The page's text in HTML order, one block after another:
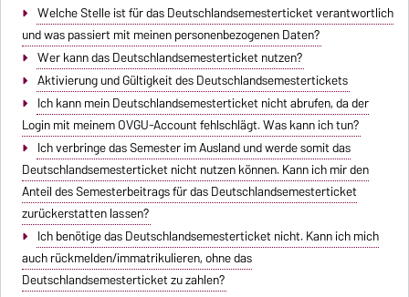
Welche Stelle ist für das Deutschlandsemesterticket verantwortlich
und was passiert mit meinen personenbezogenen Daten?
Wer kann das Deutschlandsemesterticket nutzen?
Aktivierung und Gültigkeit des Deutschlandsemestertickets
Ich kann mein Deutschlandsemesterticket nicht abrufen, da der
Login mit meinem OVGU-Account fehlschlägt. Was kann ich tun?
Ich verbringe das Semester im Ausland und werde somit das
Deutschlandsemesterticket nicht nutzen können. Kann ich mir den
Anteil des Semesterbeitrags für das Deutschlandsemesterticket
zurückerstatten lassen?
Ich benötige das Deutschlandsemesterticket nicht. Kann ich mich
auch rückmelden/immatrikulieren, ohne das
Deutschlandsemesterticket zu zahlen?